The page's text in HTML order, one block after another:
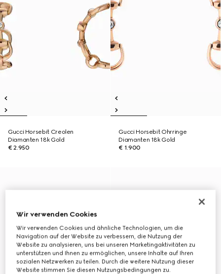
Gucci Horsebit Creolen
Diamanten 18k Gold
€ 2.950
Gucci Horsebit Ohrringe
Diamanten 18k Gold
€ 1.900
Wir verwenden Cookies
Wir verwenden Cookies und ähnliche Technologien, um die
Navigation auf der Website zu verbessern, die Nutzung der
Website zu analysieren, uns bei unseren Marketingaktivitäten zu
unterstützen und Ihnen zu ermöglichen, unsere Inhalte auf Ihren
sozialen Netzwerken zu teilen. Durch die weitere Nutzung dieser
Website stimmen Sie diesen Nutzungsbedingungen zu.